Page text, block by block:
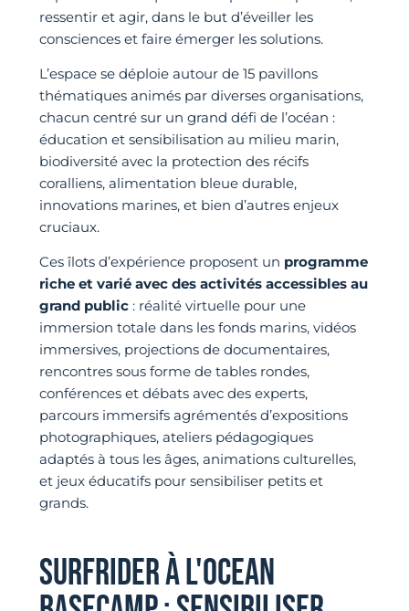
ressentir et agir, dans le but d’éveiller les
consciences et faire émerger les solutions.
L’espace se déploie autour de 15 pavillons
thématiques animés par diverses organisations,
chacun centré sur un grand défi de l’océan :
éducation et sensibilisation au milieu marin,
biodiversité avec la protection des récifs
coralliens, alimentation bleue durable,
innovations marines, et bien d’autres enjeux
cruciaux.
Ces îlots d’expérience proposent un programme
riche et varié avec des activités accessibles au
grand public: réalité virtuelle pour une
immersion totale dans les fonds marins, vidéos
immersives, projections de documentaires,
rencontres sous forme de tables rondes,
conférences et débats avec des experts,
parcours immersifs agrémentés d’expositions
photographiques, ateliers pédagogiques
adaptés à tous les âges, animations culturelles,
et jeux éducatifs pour sensibiliser petits et
grands.
SURFRIDER À L'OCEAN